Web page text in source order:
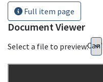
Full item page
Document Viewer
Select a file to preview: